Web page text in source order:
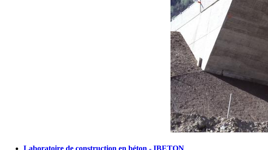
Laboratoire de construction en béton - IBETON